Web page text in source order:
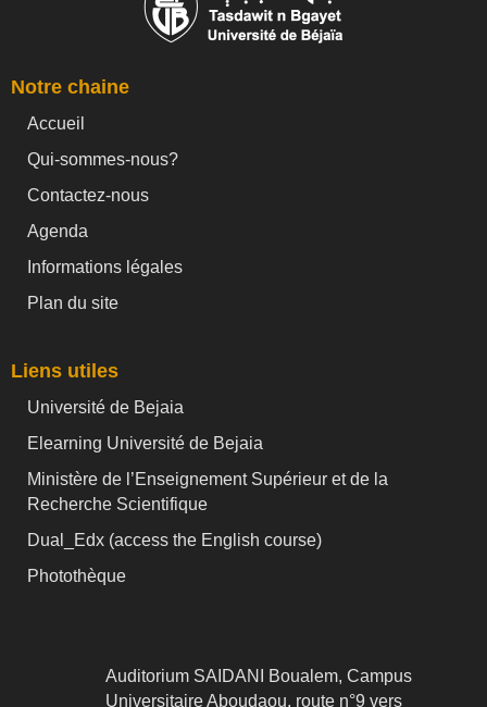
Notre chaine
Accueil
Qui-sommes-nous?
Contactez-nous
Agenda
Informations légales
Plan du site
Liens utiles
Université de Bejaia
Elearning Université de Bejaia
Ministère de l’Enseignement Supérieur et de la
Recherche Scientifique
Dual_Edx (access the English course)
Photothèque
Auditorium SAIDANI Boualem, Campus
Universitaire Aboudaou, route n°9 vers